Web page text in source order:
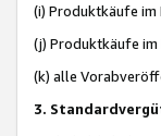
(i) Produktkäufe im
(j) Produktkäufe im
(k) alle
3.